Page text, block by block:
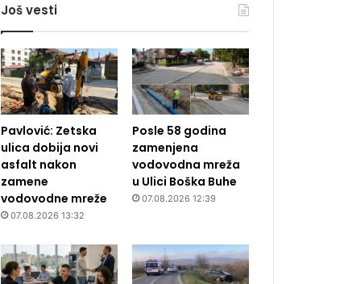
Još vesti
Pavlović: Zetska
ulica dobija novi
asfalt nakon
zamene
vodovodne mreže
07.08.2026 13:32
Posle 58 godina
zamenjena
vodovodna mreža
u Ulici Boška Buhe
07.08.2026 12:39